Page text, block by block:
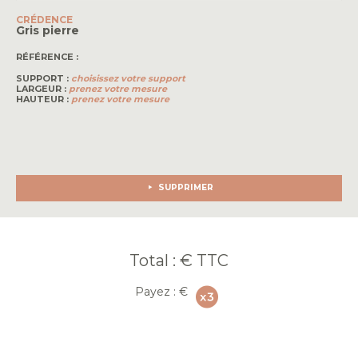
CRÉDENCE
Gris pierre
RÉFÉRENCE :
SUPPORT : choisissez votre support
LARGEUR : prenez votre mesure
HAUTEUR : prenez votre mesure
SUPPRIMER
Total : € TTC
Payez :€